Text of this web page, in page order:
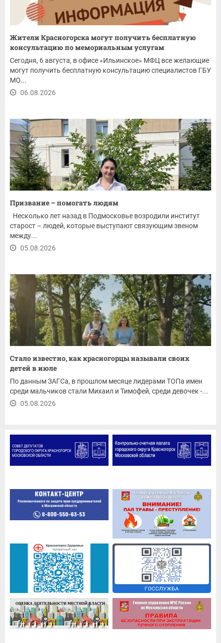
Жители Красногорска могут получить бесплатную
консультацию по мемориальным услугам
Сегодня, 6 августа, в офисе «Ильинское» МФЦ все желающие
могут получить бесплатную консультацию специалистов ГБУ
МО...
06.08.2026
Призвание – помогать людям
Несколько лет назад в Подмосковье возродили институт
старост – людей, которые выступают связующим звеном
между...
05.08.2026
Стало известно, как красногорцы называли своих
детей в июле
По данным ЗАГСа, в прошлом месяце лидерами ТОПа имен
среди мальчиков стали Михаил и Тимофей, среди девочек -...
05.08.2026